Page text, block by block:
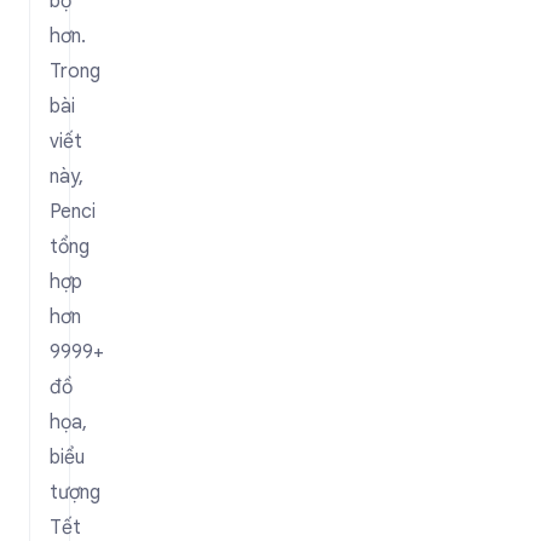
hơn.
Trong
bài
viết
này,
Penci
tổng
hợp
hơn
9999+
đồ
họa,
biểu
tượng
Tết